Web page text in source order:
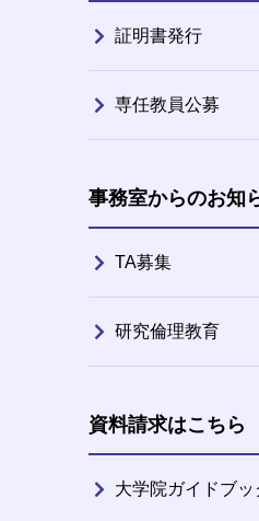
証明書発行
専任教員公募
事務室からのお知
TA募集
研究倫理教育
資料請求はこちら
大学院ガイドブッ